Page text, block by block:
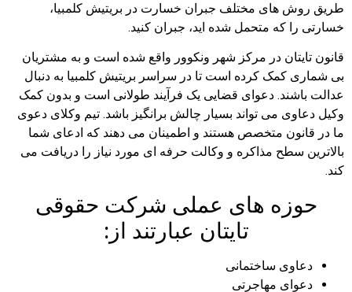
طریق روش های مختلف جبران خسارت در بریتیش کلمبیا،
خسارتی را که متحمل شده اید، جبران کنید.
قانون تایتان در مرکز شهر ونکوور واقع شده است و به مشتریان
بی شماری کمک کرده است تا در سراسر بریتیش کلمبیا به دنبال
عدالت باشند. دعوای قضایی یک فرآیند طولانی است و بدون کمک
وکیل دعاوی می تواند بسیار چالش برانگیز باشد. تیم وکلای دعوی
ما در قانون متخصص هستند و اطمینان می دهند که ادعای شما
بالاترین سطح مذاکره و وکالت حرفه ای مورد نیاز را دریافت می
کند.
حوزه های عملی شرکت حقوقی
تایتان عبارتند از:
دعاوی ساختمانی
دعوای مهاجرتی